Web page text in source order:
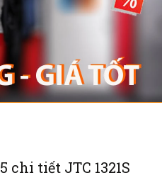
chi tiết JTC 1321S